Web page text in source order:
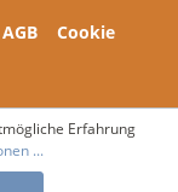
AGB
Cookie
Erfahrung
...